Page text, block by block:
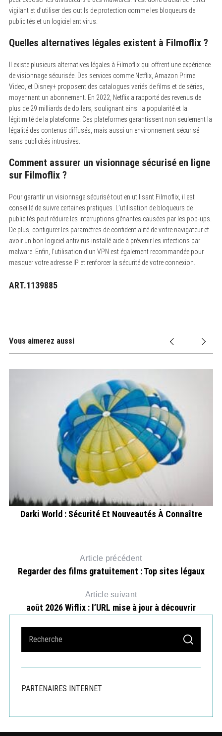
vigilant et d’utiliser des outils de protection comme les bloqueurs de
publicités et un logiciel antivirus.
Quelles alternatives légales existent à Filmoflix ?
Il existe plusieurs alternatives légales à Filmoflix qui offrent une expérience
de visionnage sécurisée. Des services comme Netflix, Amazon Prime
Video, et Disney+ proposent des catalogues variés de films et de séries,
moyennant un abonnement. En 2022, Netflix a rapporté des revenus de
plus de 29 milliards de dollars, soulignant ainsi la popularité et la
légitimité de la plateforme. Ces plateformes garantissent non seulement la
légalité des contenus diffusés, mais aussi un environnement sécurisé
sans publicités intrusives.
Comment assurer un visionnage sécurisé en ligne
sur Filmoflix ?
Pour garantir un visionnage sécurisé tout en utilisant Filmoflix, il est
conseillé de suivre certaines pratiques. L’utilisation de bloqueurs de
publicités peut réduire les interruptions gênantes causées par les pop-ups.
De plus, configurer les paramètres de confidentialité de votre navigateur et
avoir un bon logiciel antivirus installé aide à prévenir les infections par
malware. Enfin, l’utilisation d’un VPN est également recommandée pour
masquer votre adresse IP et renforcer la sécurité de votre connexion.
ART.1139885
Vous aimerez aussi
Darki World : Sécurité Et Nouveautés À Connaître
Article précédent
Regarder des films gratuitement : Top sites légaux
Article suivant
août 2026 Wiflix : l’URL mise à jour à découvrir
a
r
h
S
A
C
PARTENAIRES INTERNET